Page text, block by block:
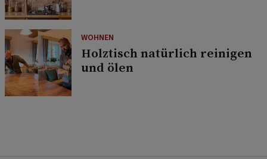
WOHNEN
Holztisch natürlich reinigen
und ölen